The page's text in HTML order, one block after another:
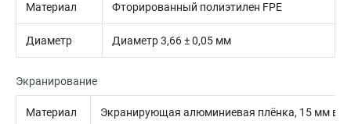
Материал Фторированный полиэтилен FPE
Диаметр Диаметр 3,66 ± 0,05 мм
Экранирование
Материал Экранирующая алюминиевая плёнка, 15 мм в